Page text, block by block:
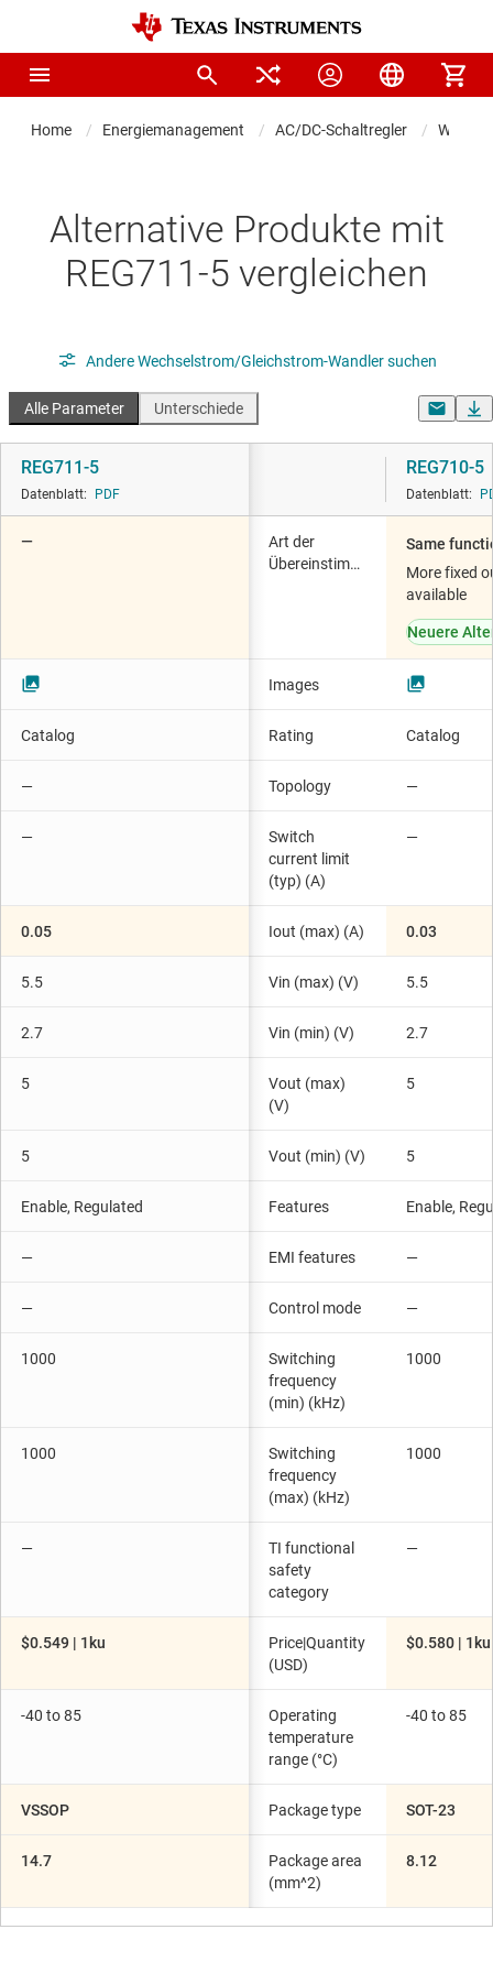
Home Energiemanagement AC/DC-Schaltregler
Alternative Produkte mit
REG711-5 vergleichen
Andere Wechselstrom/Gleichstrom-Wandler suchen
Alle Parameter Unterschiede
REG711-5
Datenblatt: PDF
REG710-5
Datenblatt:
—
Catalog
—
—
0.05
5.5
2.7
5
5
Enable, Regulated
—
—
1000
1000
—
$0.549 | 1ku
-40 to 85
VSSOP
14.7
Art der
Übereinstimmung
Same
More fixed
available
Neuere
Images
Rating Catalog
Topology —
Switch
current limit
(typ) (A)
—
Iout (max) (A) 0.03
Vin (max) (V) 5.5
Vin (min) (V) 2.7
Vout (max)
(V)
5
Vout (min) (V) 5
Features Enable,
EMI features —
Control mode —
Switching
frequency
(min) (kHz)
1000
Switching
frequency
(max) (kHz)
1000
TI functional
safety
category
—
Price|Quantity
(USD)
$0.580 | 1ku
Operating
temperature
range (°C)
-40 to 85
Package type SOT-23
Package area
(mm^2)
8.12